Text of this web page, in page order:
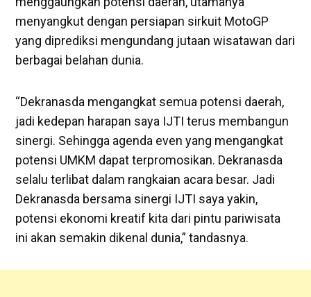
menyangkut dengan persiapan sirkuit MotoGP
yang diprediksi mengundang jutaan wisatawan dari
berbagai belahan dunia.
“Dekranasda mengangkat semua potensi daerah,
jadi kedepan harapan saya IJTI terus membangun
sinergi. Sehingga agenda even yang mengangkat
potensi UMKM dapat terpromosikan. Dekranasda
selalu terlibat dalam rangkaian acara besar. Jadi
Dekranasda bersama sinergi IJTI saya yakin,
potensi ekonomi kreatif kita dari pintu pariwisata
ini akan semakin dikenal dunia,” tandasnya.